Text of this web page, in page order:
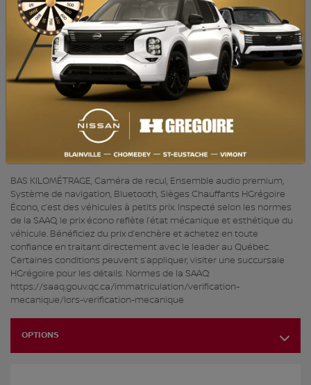
COULEUR EXTÉRIEUR : Noir (A2A2)
PORTES : 4
COULEUR INTÉRIEUR: Noir
PASSAGERS :
NUMÉRO DE STOCK :
BAS KILOMÉTRAGE, Caméra de recul, Ensemble audio premium,
Système de navigation, Bluetooth, Sièges Chauffants HGrégoire
Écono, c’est des véhicules à petits prix. Inspecté selon les normes
de la SAAQ, le prix écono reflète l’état mécanique et esthétique du
véhicule. Bénéficiez du prix d’enchère et achetez en toute
confiance en traitant directement avec le leader au Québec.
Certaines conditions peuvent s’appliquer, visiter une succursale
HGrégoire pour les détails. Normes de la SAAQ:
https://saaq.gouv.qc.ca/immatriculation/verification-
mecanique/lors-verification-mecanique
OPTIONS